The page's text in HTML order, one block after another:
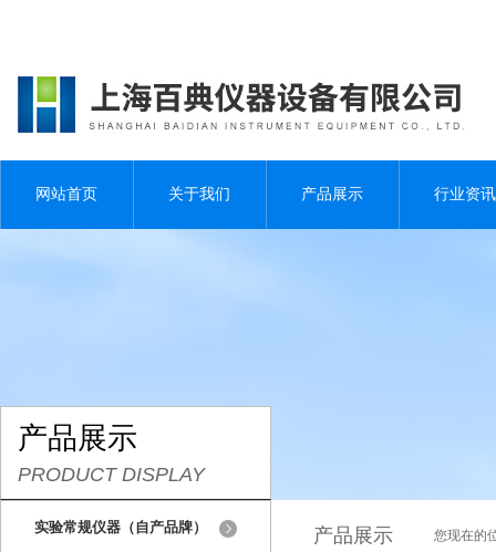
网站首页 关于我们 产品展示 行业资讯
产品展示
PRODUCT DISPLAY
实验常规仪器（自产品牌） 产品展示 您现在的